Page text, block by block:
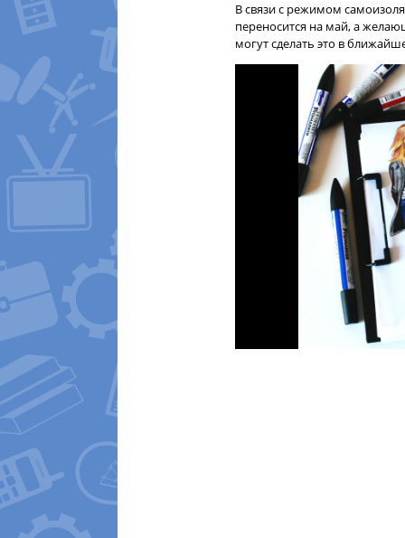
В связи с режимом
переносится на май, а
могут сделать это в